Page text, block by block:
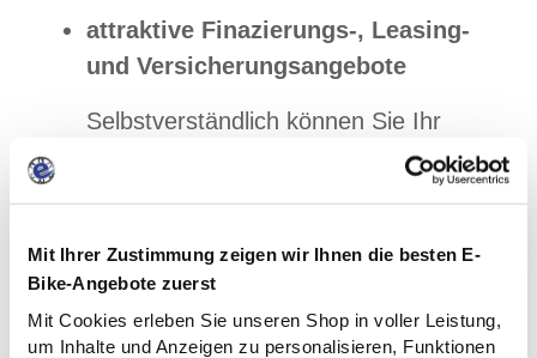
Mit Ihrer Zustimmung zeigen wir Ihnen die besten E-
Bike-Angebote zuerst
Mit Cookies erleben Sie unseren Shop in voller Leistung,
um Inhalte und Anzeigen zu personalisieren, Funktionen
attraktive Finazierungs-, Leasing-
und Versicherungsangebote
Selbstverständlich können Sie Ihr
finanzieren und auch versichern.
fachhandelsüblichen eBikes inkl.
Update-Service
Auch für nicht bei uns gekaufte